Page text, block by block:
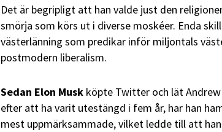
Det är begripligt att han valde just den
smörja som körs ut i diverse moskéer. Enda
västerlänning som predikar inför miljontals
postmodern liberalism.
Sedan Elon Musk köpte Twitter och lät
efter att ha varit utestängd i fem år, har han
mest uppmärksammade, vilket ledde till att